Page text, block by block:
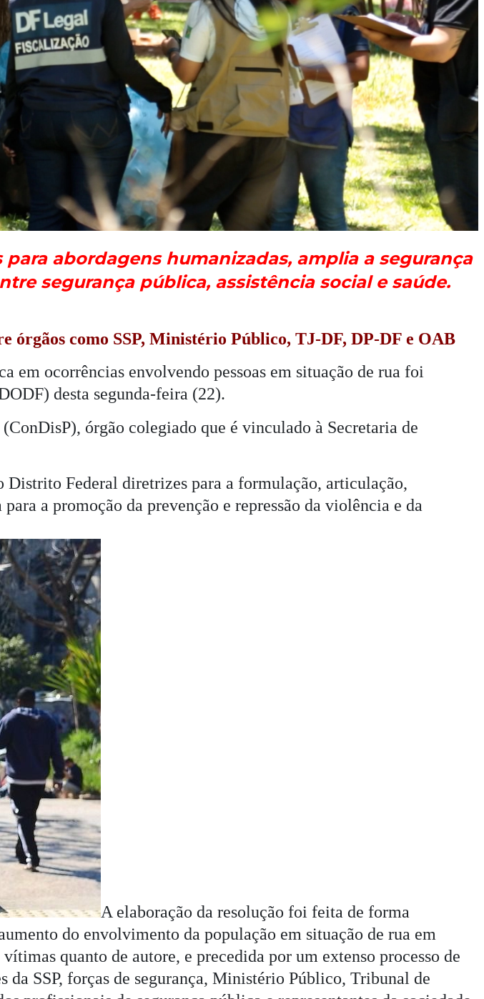
abordagens humanizadas, amplia a segurança
segurança pública, assistência social e saúde.
órgãos como SSP, Ministério Público, TJ-DF, DP-DF e OAB
em ocorrências envolvendo pessoas em situação de rua foi
desta segunda-feira (22).
órgão colegiado que é vinculado à Secretaria de
Distrito Federal diretrizes para a formulação, articulação,
a promoção da prevenção e repressão da violência e da
A elaboração da resolução foi feita de forma
do envolvimento da população em situação de rua em
quanto de autore, e precedida por um extenso processo de
da SSP, forças de segurança, Ministério Público, Tribunal de